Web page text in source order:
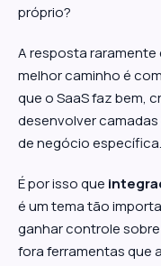
próprio?
A resposta raramente
melhor caminho é
que o SaaS faz bem,
desenvolver
de negócio específica.
É por isso que
é um tema tão
ganhar controle
fora ferramentas que